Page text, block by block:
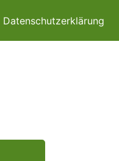
Datenschutzerklärung